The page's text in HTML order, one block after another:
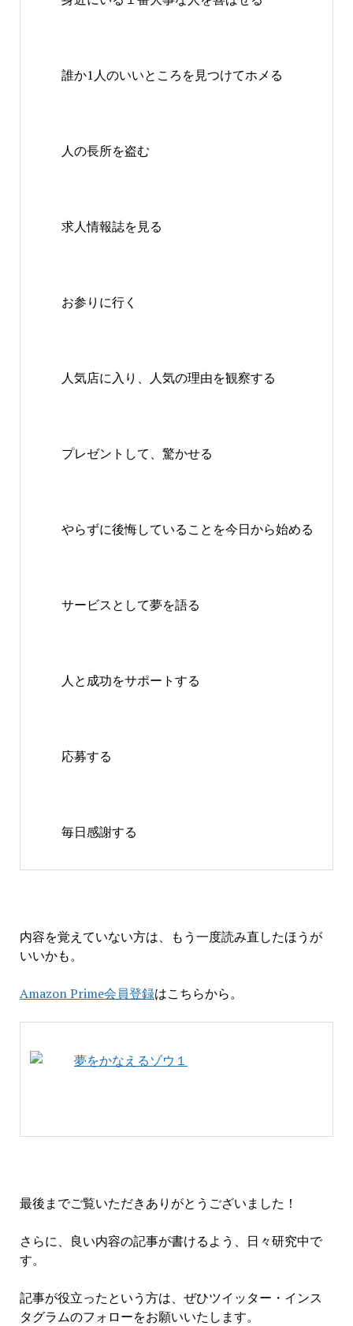
誰か1人のいいところを見つけてホメる
人の長所を盗む
求人情報誌を見る
お参りに行く
人気店に入り、人気の理由を観察する
プレゼントして、驚かせる
やらずに後悔していることを今日から始める
サービスとして夢を語る
人と成功をサポートする
応募する
毎日感謝する
内容を覚えていない方は、もう一度読み直したほうが
いいかも。
Amazon Prime会員登録はこちらから。
夢をかなえるゾウ１
最後までご覧いただきありがとうございました！
さらに、良い内容の記事が書けるよう、日々研究中で
す。
記事が役立ったという方は、ぜひツイッター・インス
タグラムのフォローをお願いいたします。